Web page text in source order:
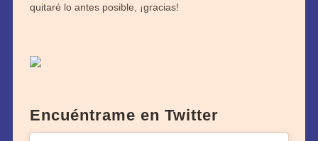
quitaré lo antes posible, ¡gracias!
Encuéntrame en Twitter